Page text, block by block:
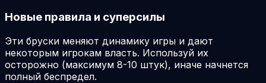
Новые правила и суперсилы
Эти бруски меняют динамику игры и дают
некоторым игрокам власть. Используй их
осторожно (максимум 8-10 штук), иначе начнется
полный беспредел.